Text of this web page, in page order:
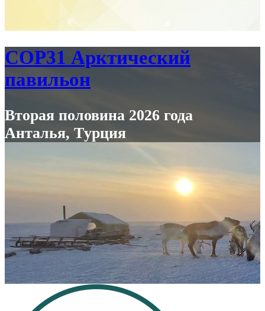
COP31 Арктический
павильон
Вторая половина 2026 года
Анталья, Tурция